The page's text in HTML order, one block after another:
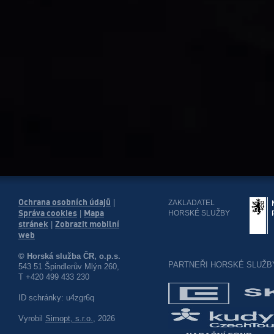
Ochrana osobních údajů
Správa cookies
Mapa
stránek
Zobrazit mobilní
web
© Horská služba ČR, o.p.s.
543 51 Špindlerův Mlýn 260,
T +420 499 433 230
ID schránky: u4zgr6q
Vyrobil Simopt, s.r.o., 2026
ZAKLADATEL
HORSKÉ SLUŽBY
PARTNEŘI HORSKÉ